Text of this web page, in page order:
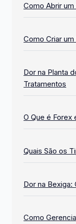
Como Abrir
Como Criar
Dor na Planta
Tratamentos
O Que é Forex
Quais São os
Dor na Bexiga:
Como